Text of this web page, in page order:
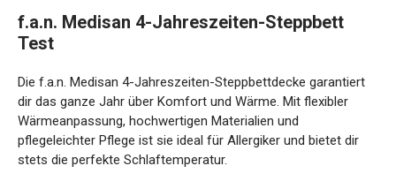
f.a.n. Medisan 4-Jahreszeiten-Steppbett
Test
Die f.a.n. Medisan 4-Jahreszeiten-Steppbettdecke garantiert
dir das ganze Jahr über Komfort und Wärme. Mit flexibler
Wärmeanpassung, hochwertigen Materialien und
pflegeleichter Pflege ist sie ideal für Allergiker und bietet dir
stets die perfekte Schlaftemperatur.